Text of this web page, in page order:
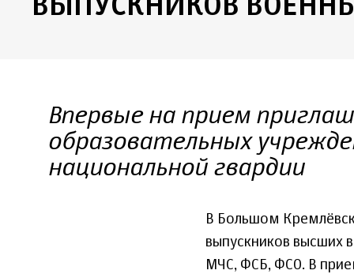
ВЫПУСКНИКОВ
Впервые на прием
образовательных
национальной гвардии
В Большом
выпускников высших
МЧС, ФСБ, ФСО. В